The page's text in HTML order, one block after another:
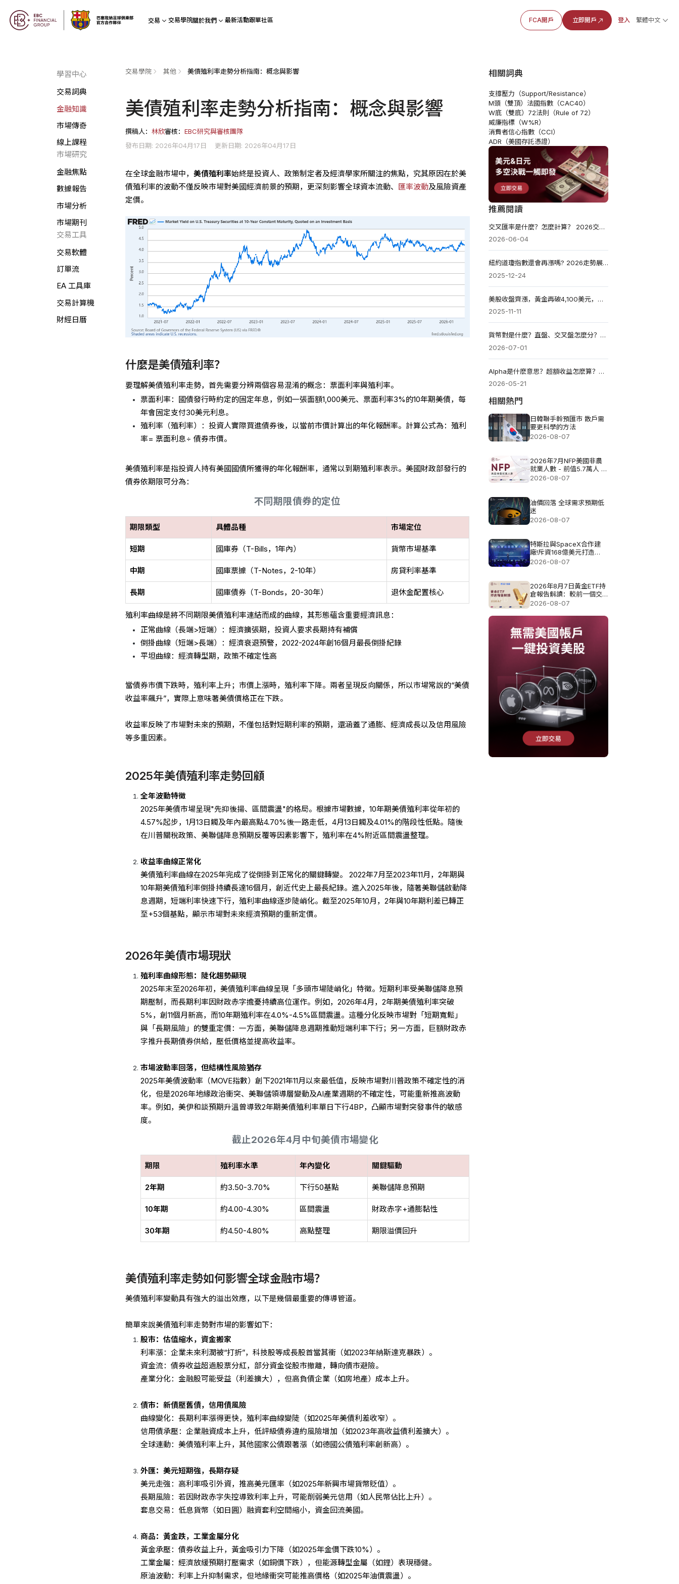
交易 交易學院關於我們 最新活動跟單社區 FCA開戶 立即開戶 登入 繁體中文
學習中心
交易詞典
金融知識
市場傳奇
線上課程
市場研究
金融焦點
數據報告
市場分析
市場期刊
交易工具
交易軟體
訂單流
EA 工具庫
交易計算機
財經日曆
交易學院 其他 美債殖利率走勢分析指南：概念與影響
美債殖利率走勢分析指南：概念與影響
撰稿人：林欣審核：EBC研究與審核團隊
發布日期: 2026年04月17日
更新日期: 2026年04月17日
在全球金融市場中，美債殖利率始終是投資人、政策制定者及經濟學家所關注的焦點，究其原因在於美
債殖利率的波動不僅反映市場對美國經濟前景的預期，更深刻影響全球資本流動、 匯率波動及風險資產
定價。
什麼是美債殖利率？
要理解美債殖利率走勢，首先需要分辨兩個容易混淆的概念：票面利率與殖利率。
票面利率：國債發行時約定的固定年息，例如一張面額1,000美元、票面利率3%的10年期美債，每
年會固定支付30美元利息。
殖利率（殖利率）：投資人實際買進債券後，以當前市價計算出的年化報酬率。計算公式為：殖利
率= 票面利息÷ 債券市價。
美債殖利率是指投資人持有美國國債所獲得的年化報酬率，通常以到期殖利率表示。美國財政部發行的
債券依期限可分為：
不同期限債券的定位
期限類型 具體品種 市場定位
短期 國庫券（T-Bills，1年內） 貨幣市場基準
中期 國庫票據（T-Notes，2-10年） 房貸利率基準
長期 國庫債券（T-Bonds，20-30年） 退休金配置核心
殖利率曲線是將不同期限美債殖利率連結而成的曲線，其形態蘊含重要經濟訊息：
正常曲線（長端>短端）：經濟擴張期，投資人要求長期持有補償
倒掛曲線（短端>長端）：經濟衰退預警，2022-2024年創16個月最長倒掛紀錄
平坦曲線：經濟轉型期，政策不確定性高
當債券市價下跌時，殖利率上升；市價上漲時，殖利率下降。兩者呈現反向關係，所以市場常說的“美債
收益率飆升”，實際上意味著美債價格正在下跌。
收益率反映了市場對未來的預期，不僅包括對短期利率的預期，還涵蓋了通膨、經濟成長以及信用風險
等多重因素。
2025年美債殖利率走勢回顧
全年波動特徵
2025年美債市場呈現"先抑後揚、區間震盪"的格局。根據市場數據，10年期美債殖利率從年初的
4.57%起步，1月13日觸及年內最高點4.70%後一路走低，4月13日觸及4.01%的階段性低點。隨後
在川普關稅政策、美聯儲降息預期反覆等因素影響下，殖利率在4%附近區間震盪整理。
收益率曲線正常化
美債殖利率曲線在2025年完成了從倒掛到正常化的關鍵轉變。 2022年7月至2023年11月，2年期與
10年期美債殖利率倒掛持續長達16個月，創近代史上最長紀錄。進入2025年後，隨著美聯儲啟動降
息週期，短端利率快速下行，殖利率曲線逐步陡峭化。截至2025年10月，2年與10年期利差已轉正
至+53個基點，顯示市場對未來經濟預期的重新定價。
2026年美債市場現狀
殖利率曲線形態：陡化趨勢顯現
2025年末至2026年初，美債殖利率曲線呈現「多頭市場陡峭化」特徵。短期利率受美聯儲降息預
期壓制，而長期利率因財政赤字擔憂持續高位運作。例如，2026年4月，2年期美債殖利率突破
5%，創11個月新高，而10年期殖利率在4.0%-4.5%區間震盪。這種分化反映市場對「短期寬鬆」
與「長期風險」的雙重定價：一方面，美聯儲降息週期推動短端利率下行；另一方面，巨額財政赤
字推升長期債券供給，壓低價格並提高收益率。
市場波動率回落，但結構性風險猶存
2025年美債波動率（MOVE指數）創下2021年11月以來最低值，反映市場對川普政策不確定性的消
化，但是2026年地緣政治衝突、美聯儲領導層變動及AI產業週期的不確定性，可能重新推高波動
率。例如，美伊和談預期升溫曾導致2年期美債殖利率單日下行4BP，凸顯市場對突發事件的敏感
度。
截止2026年4月中旬美債市場變化
期限 殖利率水準 年內變化 關鍵驅動
2年期 約3.50-3.70% 下行50基點 美聯儲降息預期
10年期 約4.00-4.30% 區間震盪 財政赤字+通膨黏性
30年期 約4.50-4.80% 高點整理 期限溢價回升
美債殖利率走勢如何影響全球金融市場？
美債殖利率變動具有強大的溢出效應，以下是幾個最重要的傳導管道。
簡單來說美債殖利率走勢對市場的影響如下：
股市：估值縮水，資金搬家
利率漲：企業未來利潤被“打折”，科技股等成長股首當其衝（如2023年納斯達克暴跌）。
資金流：債券收益超過股票分紅，部分資金從股市撤離，轉向債市避險。
產業分化：金融股可能受益（利差擴大），但高負債企業（如房地產）成本上升。
債市：新債壓舊債，信用債風險
曲線變化：長期利率漲得更快，殖利率曲線變陡（如2025年美債利差收窄）。
信用債承壓：企業融資成本上升，低評級債券違約風險增加（如2023年高收益債利差擴大）。
全球連動：美債殖利率上升，其他國家公債跟著漲（如德國公債殖利率創新高）。
外匯：美元短期強，長期存疑
美元走強：高利率吸引外資，推高美元匯率（如2025年新興市場貨幣貶值）。
長期風險：若因財政赤字失控導致利率上升，可能削弱美元信用（如人民幣佔比上升）。
套息交易：低息貨幣（如日圓）融資套利空間縮小，資金回流美國。
商品：黃金跌，工業金屬分化
黃金承壓：債券收益上升，黃金吸引力下降（如2025年金價下跌10%）。
工業金屬：經濟放緩預期打壓需求（如銅價下跌），但能源轉型金屬（如鋰）表現穩健。
原油波動：利率上升抑制需求，但地緣衝突可能推高價格（如2025年油價震盪）。
相關詞典
支撐壓力（Support/Resistance）
M頭（雙頂） 法國指數（CAC40）
W底（雙底） 72法則（Rule of 72）
威廉指標（W%R）
消費者信心指數（CCI）
ADR（美國存託憑證）
推薦閱讀
交叉匯率是什麼？怎麼計算？ 2026交易邏輯與實戰應用全解
2026-06-04
紐約道瓊指數還會再漲嗎? 2026走勢展望
2025-12-24
美股收盤齊漲，黃金再破4,100美元，日經225漲0.67%
2025-11-11
貨幣對是什麼？直盤、交叉盤怎麼分？外匯交易品種如何選？
2026-07-01
Alpha是什麽意思？超額收益怎麽算？如何用它跑贏市場？
2026-05-21
相關熱門
日韓聯手幹預匯市 散戶需
要更科學的方法
2026-08-07
2026年7月NFP美國非農
就業人數 - 前值5.7萬人 預
測值8.3萬
2026-08-07
油價回落 全球需求預期低
迷
2026-08-07
特斯拉與SpaceX合作建
廠!斥資168億美元打造
Terafab基地
2026-08-07
2026年8月7日黃金ETF持
倉報告解讀：較前一個交
易日增加0.571噸
2026-08-07